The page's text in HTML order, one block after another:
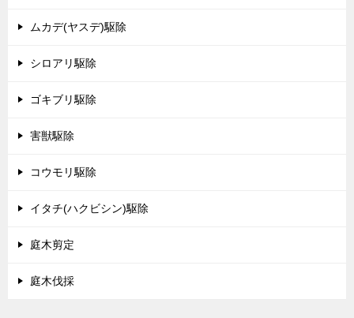
ムカデ(ヤスデ)駆除
シロアリ駆除
ゴキブリ駆除
害獣駆除
コウモリ駆除
イタチ(ハクビシン)駆除
庭木剪定
庭木伐採